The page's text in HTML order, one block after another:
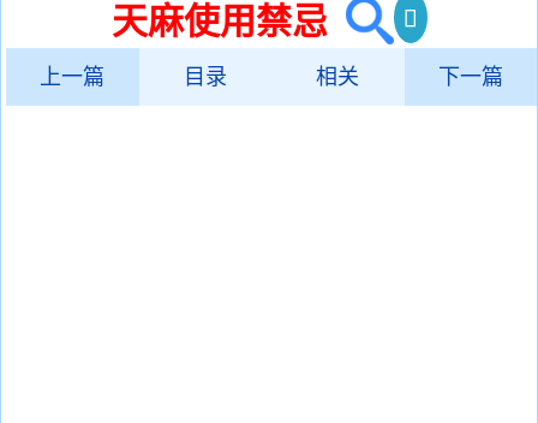
天麻使用禁忌
上一篇 目录 相关 下一篇